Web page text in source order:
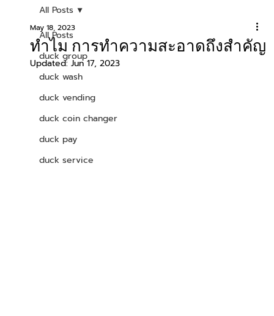
All Posts
duck group
duck wash
duck vending
duck coin changer
duck pay
duck service
All Posts
ทำไม การทำความสะอาดถึงสำคัญ
May 18, 2023
Updated: Jun 17, 2023